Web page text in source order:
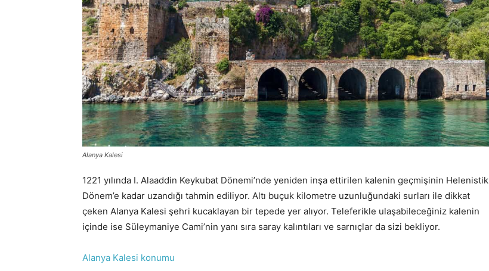
Alanya Kalesi
1221 yılında I. Alaaddin Keykubat Dönemi’nde yeniden inşa ettirilen kalenin geçmişinin Helenistik
Dönem’e kadar uzandığı tahmin ediliyor. Altı buçuk kilometre uzunluğundaki surları ile dikkat
çeken Alanya Kalesi şehri kucaklayan bir tepede yer alıyor. Teleferikle ulaşabileceğiniz kalenin
içinde ise Süleymaniye Cami’nin yanı sıra saray kalıntıları ve sarnıçlar da sizi bekliyor.
Alanya Kalesi konumu